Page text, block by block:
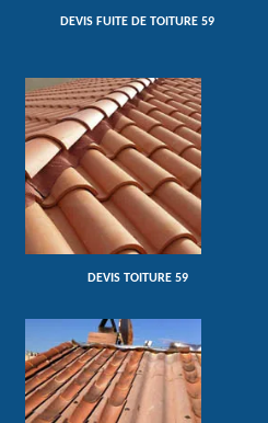
DEVIS FUITE DE TOITURE 59
DEVIS TOITURE 59